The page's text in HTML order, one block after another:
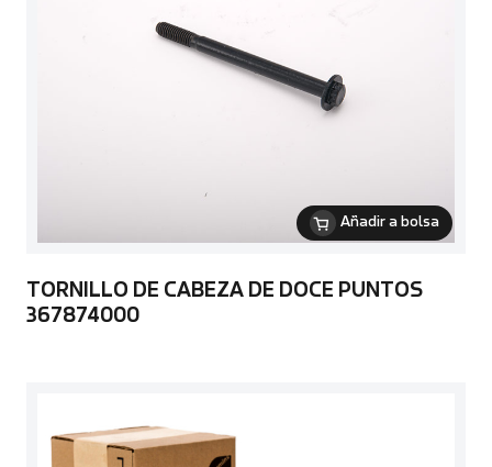
Añadir a bolsa
TORNILLO DE CABEZA DE DOCE PUNTOS
367874000